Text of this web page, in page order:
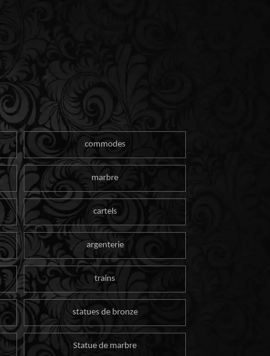
commodes
marbre
cartels
argenterie
trains
statues de bronze
Statue de marbre